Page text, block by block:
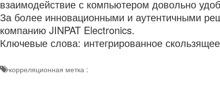
взаимодействие с компьютером довольно
За более инновационными и аутентичными
компанию JINPAT Electronics.
Ключевые слова: интегрированное
корреляционная метка :